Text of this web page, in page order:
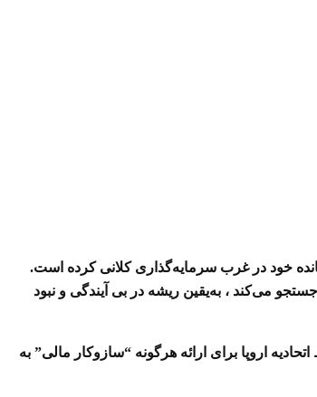
خود در غرب سرمایه‌گذاری کلانی کرده است.
می‌کند ، به‌یقین ریشه در بی آیندگی و نبود
اروپا برای ارائه هرگونه “سازوکار مالی” به